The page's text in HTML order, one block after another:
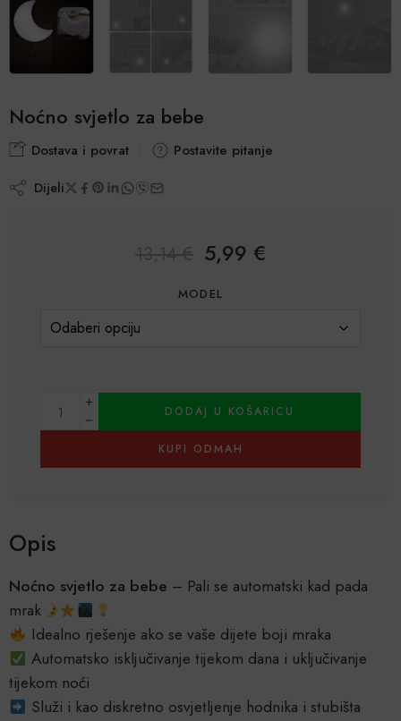
Noćno svjetlo za bebe
Dostava i povrat Postavite pitanje
Dijeli
13,14 5,99 €
MODEL
DODAJ U KOŠARICU
KUPI ODMAH
Opis
Noćno svjetlo za bebe – Pali se automatski kad pada
mrak
Idealno rješenje ako se vaše dijete boji mraka
Automatsko isključivanje tijekom dana i uključivanje
tijekom noći
Služi i kao diskretno osvjetljenje hodnika i stubišta